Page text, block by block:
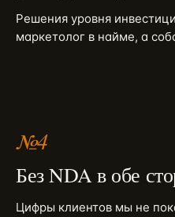
Решения уровня
маркетолог в найме, а
№4
Без NDA в обе
Цифры клиентов мы не